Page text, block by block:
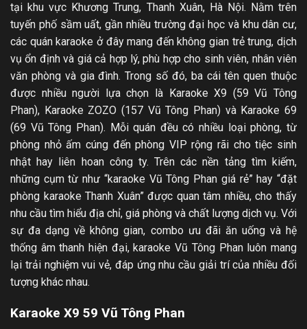
tại khu vực Khương Trung, Thanh Xuân, Hà Nội. Nằm trên
tuyến phố sầm uất, gần nhiều trường đại học và khu dân cư,
các quán karaoke ở đây mang đến không gian trẻ trung, dịch
vụ ổn định và giá cả hợp lý, phù hợp cho sinh viên, nhân viên
văn phòng và gia đình. Trong số đó, ba cái tên quen thuộc
được nhiều người lựa chọn là Karaoke X9 (59 Vũ Tông
Phan), Karaoke ZOZO (157 Vũ Tông Phan) và Karaoke 69
(69 Vũ Tông Phan). Mỗi quán đều có nhiều loại phòng, từ
phòng nhỏ ấm cúng đến phòng VIP rộng rãi cho tiệc sinh
nhật hay liên hoan công ty. Trên các nền tảng tìm kiếm,
những cụm từ như “karaoke Vũ Tông Phan giá rẻ” hay “đặt
phòng karaoke Thanh Xuân” được quan tâm nhiều, cho thấy
nhu cầu tìm hiểu địa chỉ, giá phòng và chất lượng dịch vụ. Với
sự đa dạng về không gian, combo ưu đãi ăn uống và hệ
thống âm thanh hiện đại, karaoke Vũ Tông Phan luôn mang
lại trải nghiệm vui vẻ, đáp ứng nhu cầu giải trí của nhiều đối
tượng khác nhau.
Karaoke X9 59 Vũ Tông Phan